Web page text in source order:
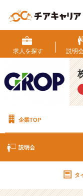
求人を探す 説明
企業TOP
説明会
タ